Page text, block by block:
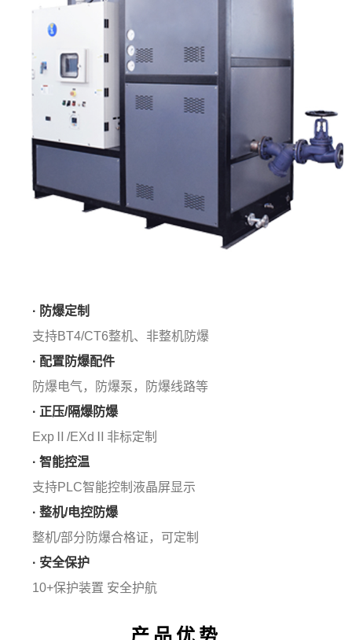
· 防爆定制
支持BT4/CT6整机、非整机防爆
· 配置防爆配件
防爆电气，防爆泵，防爆线路等
· 正压/隔爆防爆
ExpⅡ/EXdⅡ非标定制
· 智能控温
支持PLC智能控制液晶屏显示
· 整机/电控防爆
整机/部分防爆合格证，可定制
· 安全保护
10+保护装置 安全护航
产品优势